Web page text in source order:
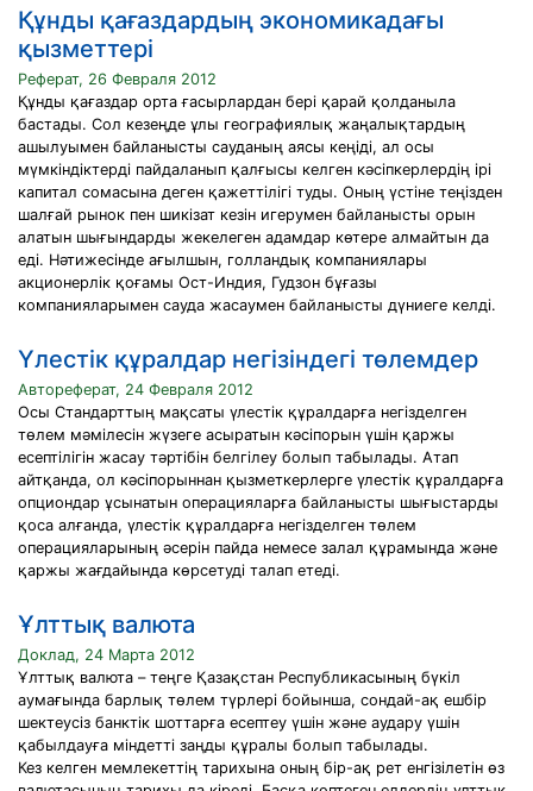
Құнды қағаздардың экономикадағы
қызметтері
Реферат, 26 Февраля 2012
Құнды қағаздар орта ғасырлардан бері қарай қолданыла
бастады. Сол кезеңде ұлы географиялық жаңалықтардың
ашылуымен байланысты сауданың аясы кеңіді, ал осы
мүмкіндіктерді пайдаланып қалғысы келген кәсіпкерлердің ірі
капитал сомасына деген қажеттілігі туды. Оның үстіне теңізден
шалғай рынок пен шикізат кезін игерумен байланысты орын
алатын шығындарды жекелеген адамдар көтере алмайтын да
еді. Нәтижесінде ағылшын, голландық компаниялары
акционерлік қоғамы Ост-Индия, Гудзон бұғазы
компанияларымен сауда жасаумен байланысты дүниеге келді.
Үлестік құралдар негізіндегі төлемдер
Автореферат, 24 Февраля 2012
Осы Стандарттың мақсаты үлестік құралдарға негізделген
төлем мәмілесін жүзеге асыратын кәсіпорын үшін қаржы
есептілігін жасау тәртібін белгілеу болып табылады. Атап
айтқанда, ол кәсіпорыннан қызметкерлерге үлестік құралдарға
опциондар ұсынатын операцияларға байланысты шығыстарды
қоса алғанда, үлестік құралдарға негізделген төлем
операцияларының әсерін пайда немесе залал құрамында және
қаржы жағдайында көрсетуді талап етеді.
Ұлттық валюта
Доклад, 24 Марта 2012
Ұлттық валюта – теңге Қазақстан Республикасының бүкіл
аумағында барлық төлем түрлері бойынша, сондай-ақ ешбір
шектеусіз банктік шоттарға есептеу үшін және аудару үшін
қабылдауға міндетті заңды құралы болып табылады.
Кез келген мемлекеттің тарихына оның бір-ақ рет енгізілетін өз